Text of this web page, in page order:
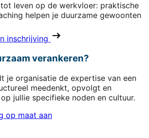
leven op de werkvloer: praktische
helpen je duurzame gewoonten
inschrijving
verankeren?
je organisatie de expertise van een
meedenkt, opvolgt en
jullie specifieke noden en cultuur.
op maat aan